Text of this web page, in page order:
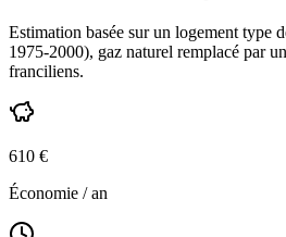
Estimation basée sur un logement type
1975-2000), gaz naturel remplacé par
franciliens.
610 €
Économie / an